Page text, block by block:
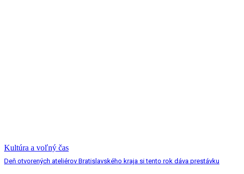
Kultúra a voľný čas
Deň otvorených ateliérov Bratislavského kraja si tento rok dáva prestávku